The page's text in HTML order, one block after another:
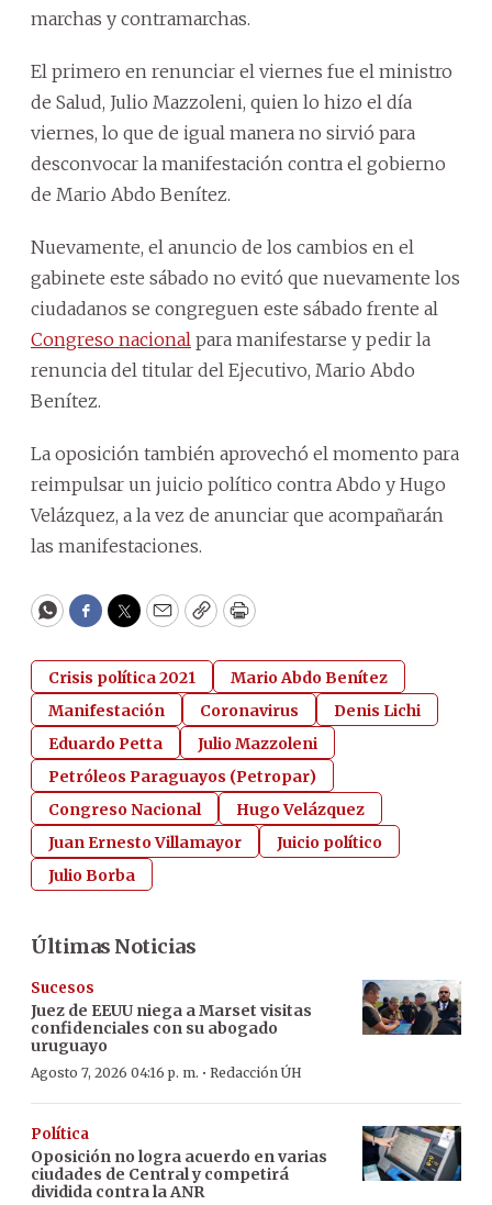
marchas y contramarchas.
El primero en renunciar el viernes fue el ministro
de Salud, Julio Mazzoleni, quien lo hizo el día
viernes, lo que de igual manera no sirvió para
desconvocar la manifestación contra el gobierno
de Mario Abdo Benítez.
Nuevamente, el anuncio de los cambios en el
gabinete este sábado no evitó que nuevamente los
ciudadanos se congreguen este sábado frente al
Congreso nacional para manifestarse y pedir la
renuncia del titular del Ejecutivo, Mario Abdo
Benítez.
La oposición también aprovechó el momento para
reimpulsar un juicio político contra Abdo y Hugo
Velázquez, a la vez de anunciar que acompañarán
las manifestaciones.
WhatsApp
Facebook
Twitter
EmailCopyPrint
Crisis política 2021
Mario Abdo Benítez
Manifestación
Coronavirus
Denis Lichi
Eduardo Petta
Julio Mazzoleni
Petróleos Paraguayos (Petropar)
Congreso Nacional
Hugo Velázquez
Juan Ernesto Villamayor
Juicio político
Julio Borba
Últimas Noticias
Sucesos
Juez de EEUU niega a Marset visitas
confidenciales con su abogado
uruguayo
Agosto 7, 2026 04:16 p. m. · Redacción ÚH
Política
Oposición no logra acuerdo en varias
ciudades de Central y competirá
dividida contra la ANR